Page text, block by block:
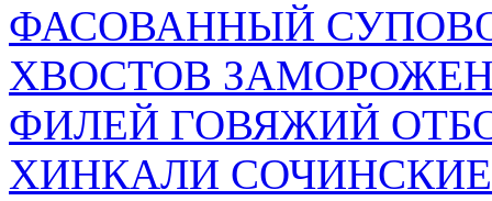
ФАСОВАННЫЙ
ХВОСТОВ
ФИЛЕЙ ГОВЯЖИЙ
ХИНКАЛИ СОЧИНСКИЕ